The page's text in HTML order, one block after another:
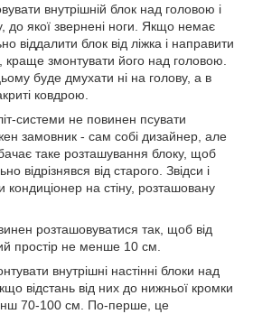
внутрішній блок над головою і
до якої звернені ноги. Якщо немає
віддалити блок від ліжка і направити
краще змонтувати його над головою.
буде дмухати ні на голову, а в
ковдрою.
системи не повинен псувати
замовник - сам собі дизайнер, але
таке розташування блоку, щоб
відрізнявся від старого. Звідси і
кондиціонер на стіну, розташовану
розташовуватися так, щоб від
простір не менше 10 см.
внутрішні настінні блоки над
відстань від них до нижньої кромки
70-100 см. По-перше, це